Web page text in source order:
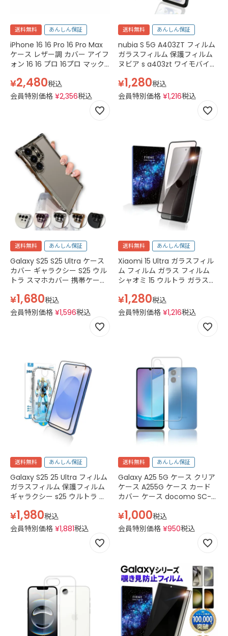
送料無料 あんしん保証
iPhone 16 16 Pro 16 Pro Max
ケース レザー調 カバー アイフ
ォン 16 16 プロ 16プロ マック
ブルー グリーン グレー ブラッ
ク
¥2,480税込
会員特別価格 ¥2,356税込
送料無料 あんしん保証
nubia S 5G A403ZT フィルム
ガラスフィルム 保護フィルム
ヌビア s a403zt ワイモバイル
バー 強化ガラス 透明 クリア
¥1,280税込
会員特別価格 ¥1,216税込
送料無料 あんしん保証
Galaxy S25 S25 Ultra ケース
カバー ギャラクシー S25 ウル
トラ スマホカバー 携帯ケース
ナーバンパー クリア
¥1,680税込
会員特別価格 ¥1,596税込
送料無料 あんしん保証
Xiaomi 15 Ultra ガラスフィル
ム フィルム ガラス フィルム
シャオミ 15 ウルトラ ガラス
リー IIJmio ブラック
¥1,280税込
会員特別価格 ¥1,216税込
送料無料 あんしん保証
Galaxy S25 25 Ultra フィルム
ガラスフィルム 保護フィルム
ギャラクシー s25 ウルトラ ス
ス 透明 クリア
¥1,980税込
会員特別価格 ¥1,881税込
送料無料 あんしん保証
Galaxy A25 5G ケース クリア
ケース A255G ケース カード
カバー ケース docomo SC-
フリーSM-A253Q J:COM
MOBILE ギャラクシー A25 5G
ケース クリア 透明
¥1,000税込
会員特別価格 ¥950税込